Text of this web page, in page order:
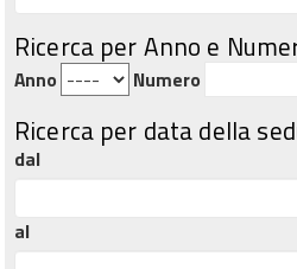
Ricerca per Anno e
Anno Numero
Ricerca per data della
dal
al